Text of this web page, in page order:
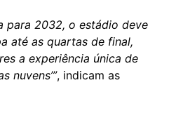
para 2032, o estádio deve
até as quartas de final,
a experiência única de
nuvens’”, indicam as